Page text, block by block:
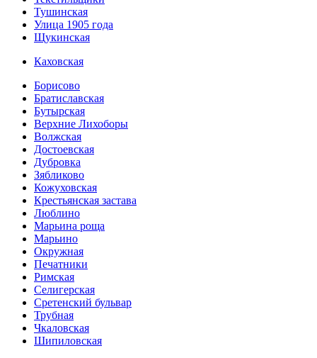
Тушинская
Улица 1905 года
Щукинская
Каховская
Борисово
Братиславская
Бутырская
Верхние Лихоборы
Волжская
Достоевская
Дубровка
Зябликово
Кожуховская
Крестьянская застава
Люблино
Марьина роща
Марьино
Окружная
Печатники
Римская
Селигерская
Сретенский бульвар
Трубная
Чкаловская
Шипиловская